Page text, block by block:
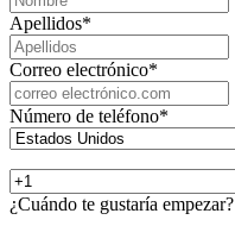
Apellidos*
Correo electrónico*
Número de teléfono*
¿Cuándo te gustaría empezar?